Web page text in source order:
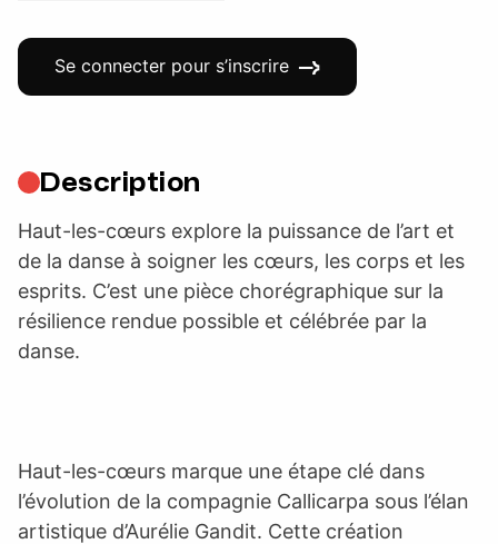
Se connecter pour s’inscrire
Description
Haut-les-cœurs explore la puissance de l’art et
de la danse à soigner les cœurs, les corps et les
esprits. C’est une pièce chorégraphique sur la
résilience rendue possible et célébrée par la
danse.
Haut-les-cœurs marque une étape clé dans
l’évolution de la compagnie Callicarpa sous l’élan
artistique d’Aurélie Gandit. Cette création